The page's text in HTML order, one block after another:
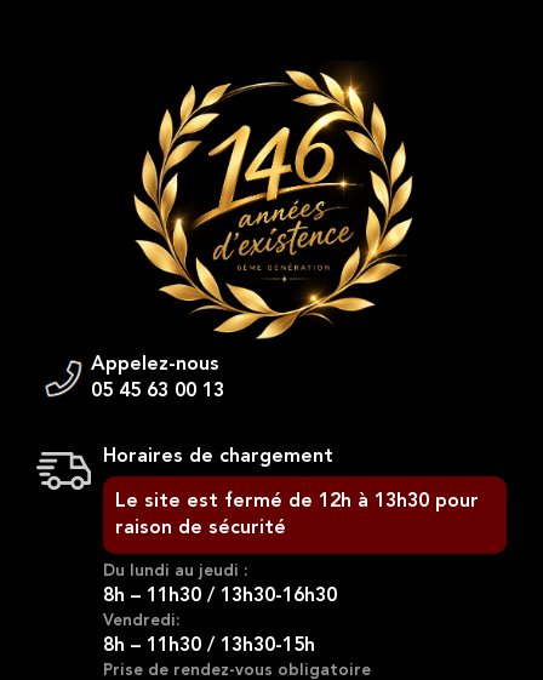
Appelez-nous
05 45 63 00 13
Horaires de chargement
Le site est fermé de 12h à 13h30 pour
raison de sécurité
Du lundi au jeudi :
8h – 11h30 / 13h30-16h30
Vendredi:
8h – 11h30 / 13h30-15h
Prise de rendez-vous obligatoire